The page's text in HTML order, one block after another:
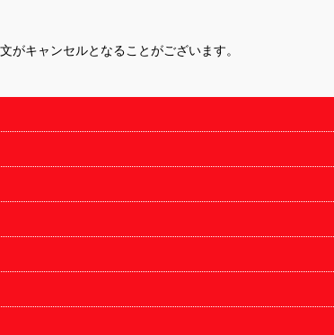
がキャンセルとなることがございます。